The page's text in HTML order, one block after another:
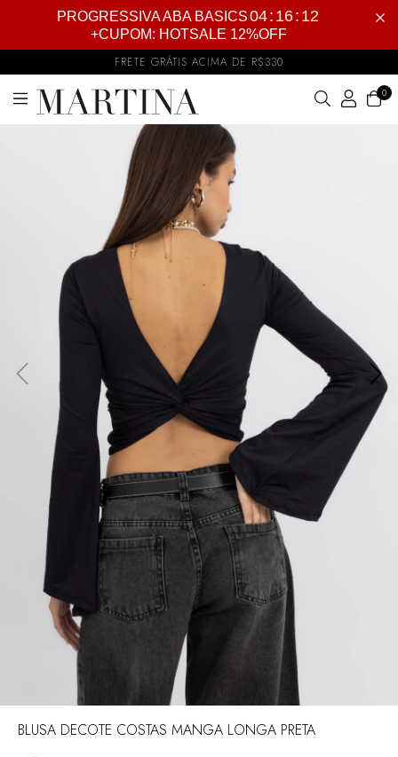
PROGRESSIVA ABA BASICS04: 16: 12
+CUPOM: HOTSALE 12%OFF
FRETE GRÁTIS ACIMA DE R$330
0
OU MAIS
BLUSA DECOTE COSTAS MANGA LONGA PRETA